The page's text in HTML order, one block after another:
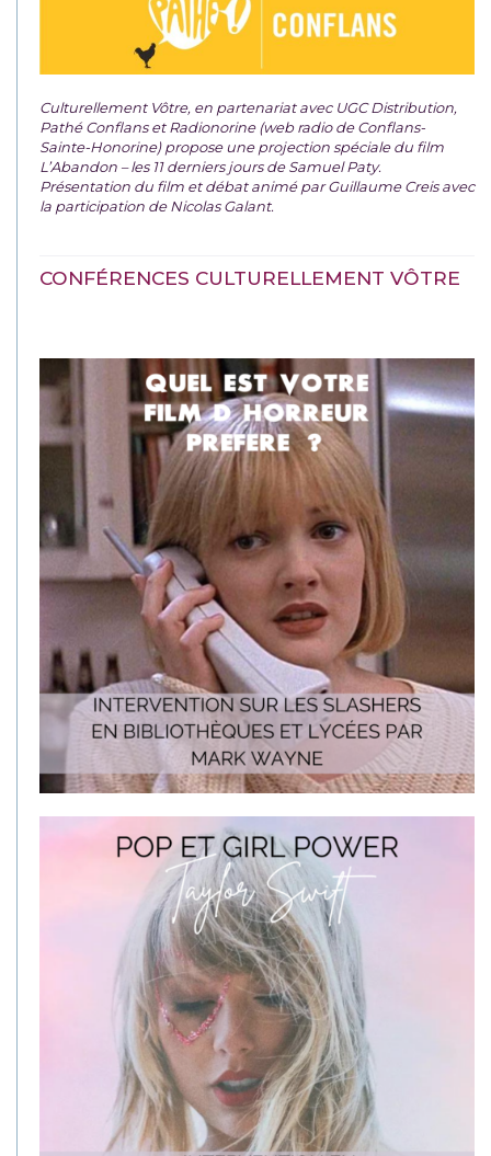
Culturellement Vôtre, en partenariat avec UGC Distribution,
Pathé Conflans et Radionorine (web radio de Conflans-
Sainte-Honorine) propose une projection spéciale du film
L’Abandon – les 11 derniers jours de Samuel Paty.
Présentation du film et débat animé par Guillaume Creis avec
la participation de Nicolas Galant.
CONFÉRENCES CULTURELLEMENT VÔTRE